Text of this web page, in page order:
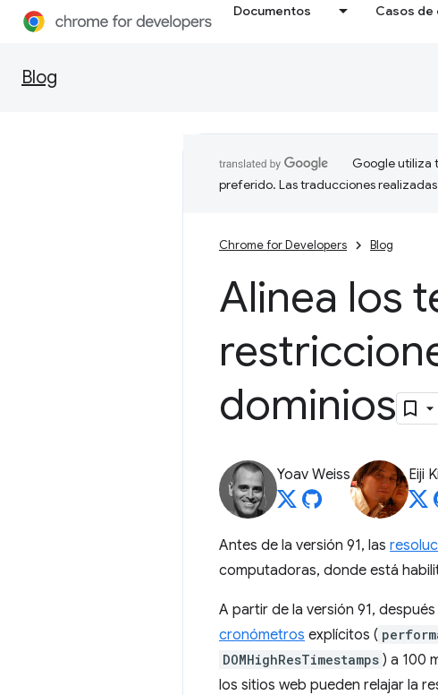
Documentos Casos de
Blog
Google utiliza
preferido. Las traducciones
Chrome for Developers Blog
Alinea los
dominios
Yoav Weiss Eiji
Antes de la versión 91, las
computadoras, donde está
A partir de la versión 91,
cronómetros explícitos (
DOMHighResTimestamps ) a 100
los sitios web pueden relajar la